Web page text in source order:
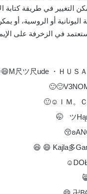
التغيير في طريقة
اليونانية أو الروسية، أو
ستعتمد في الزخرفة على